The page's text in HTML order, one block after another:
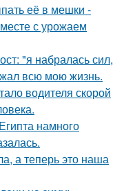
её в мешки -
с урожаем
"я набралась сил,
всю мою жизнь.
водителя скорой
намного
а теперь это наша